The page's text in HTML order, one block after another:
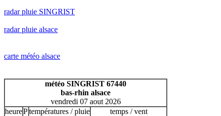
météo
H
I J K L M
N
T
U
V
W X Y Z
radar pluie SINGRIST
radar pluie alsace
carte météo alsace
météo SINGRIST 67440
bas-rhin alsace
vendredi 07 aout 2026
heurePtempératures / pluie temps / vent